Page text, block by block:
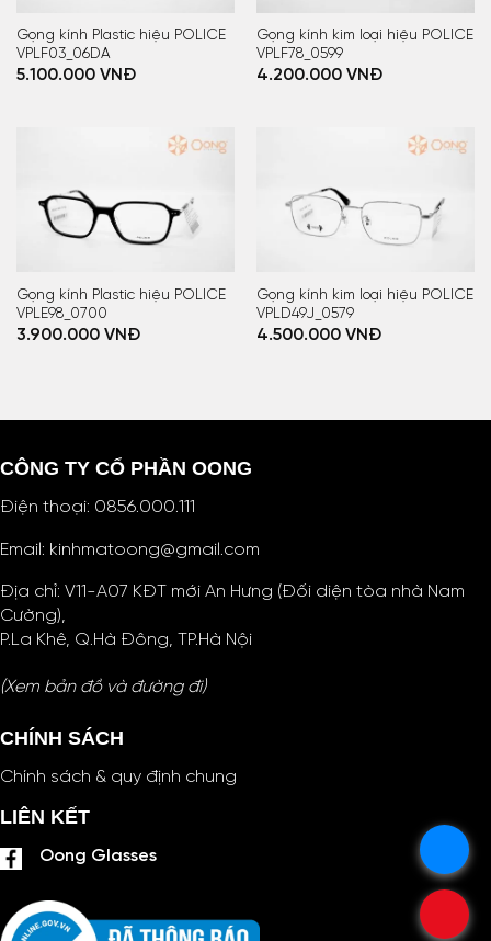
Gọng kính Plastic hiệu POLICE
VPLF03_06DA
5.100.000VNĐ
Gọng kính kim loại hiệu POLICE
VPLF78_0599
4.200.000VNĐ
Gọng kính Plastic hiệu POLICE
VPLE98_0700
3.900.000VNĐ
Gọng kính kim loại hiệu POLICE
VPLD49J_0579
4.500.000VNĐ
CÔNG TY CỔ PHẦN OONG
Điện thoại: 0856.000.111
Email: kinhmatoong@gmail.com
Địa chỉ: V11-A07 KĐT mới An Hưng (Đối diện tòa nhà Nam
Cường),
P.La Khê, Q.Hà Đông, TP.Hà Nội
(Xem bản đồ và đường đi)
CHÍNH SÁCH
Chính sách & quy định chung
LIÊN KẾT
Oong Glasses